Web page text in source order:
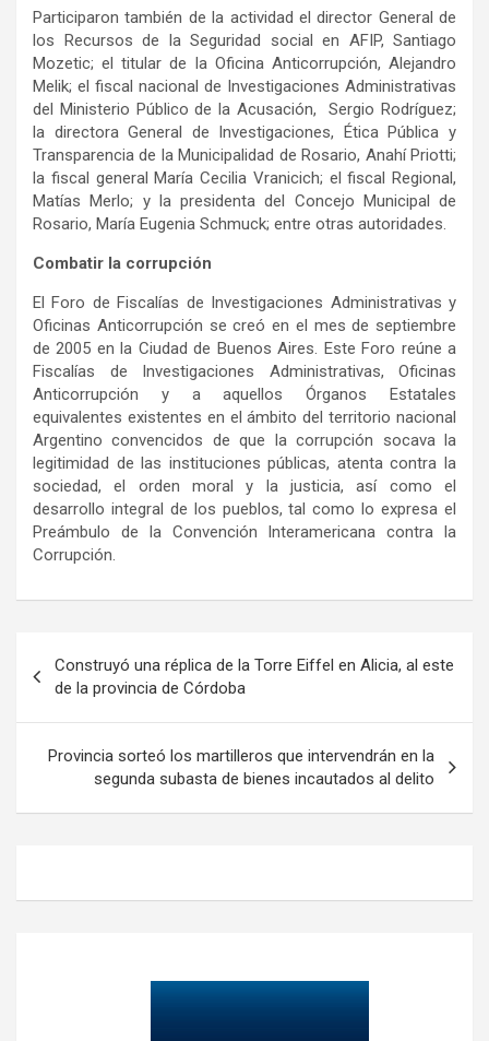
Participaron también de la actividad el director General de
los Recursos de la Seguridad social en AFIP, Santiago
Mozetic; el titular de la Oficina Anticorrupción, Alejandro
Melik; el fiscal nacional de Investigaciones Administrativas
del Ministerio Público de la Acusación, Sergio Rodríguez;
la directora General de Investigaciones, Ética Pública y
Transparencia de la Municipalidad de Rosario, Anahí Priotti;
la fiscal general María Cecilia Vranicich; el fiscal Regional,
Matías Merlo; y la presidenta del Concejo Municipal de
Rosario, María Eugenia Schmuck; entre otras autoridades.
Combatir la corrupción
El Foro de Fiscalías de Investigaciones Administrativas y
Oficinas Anticorrupción se creó en el mes de septiembre
de 2005 en la Ciudad de Buenos Aires. Este Foro reúne a
Fiscalías de Investigaciones Administrativas, Oficinas
Anticorrupción y a aquellos Órganos Estatales
equivalentes existentes en el ámbito del territorio nacional
Argentino convencidos de que la corrupción socava la
legitimidad de las instituciones públicas, atenta contra la
sociedad, el orden moral y la justicia, así como el
desarrollo integral de los pueblos, tal como lo expresa el
Preámbulo de la Convención Interamericana contra la
Corrupción.
de
entradas
Construyó una réplica de la Torre Eiffel en Alicia, al este
de la provincia de Córdoba
Provincia sorteó los martilleros que intervendrán en la
segunda subasta de bienes incautados al delito